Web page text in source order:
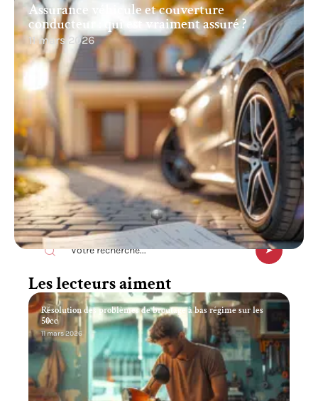
Assurance véhicule et couverture
conducteur : qui est vraiment assuré ?
11 mars 2026
Recherche
Les lecteurs aiment
Résolution des problèmes de broutage à bas régime sur les
50cc
11 mars 2026